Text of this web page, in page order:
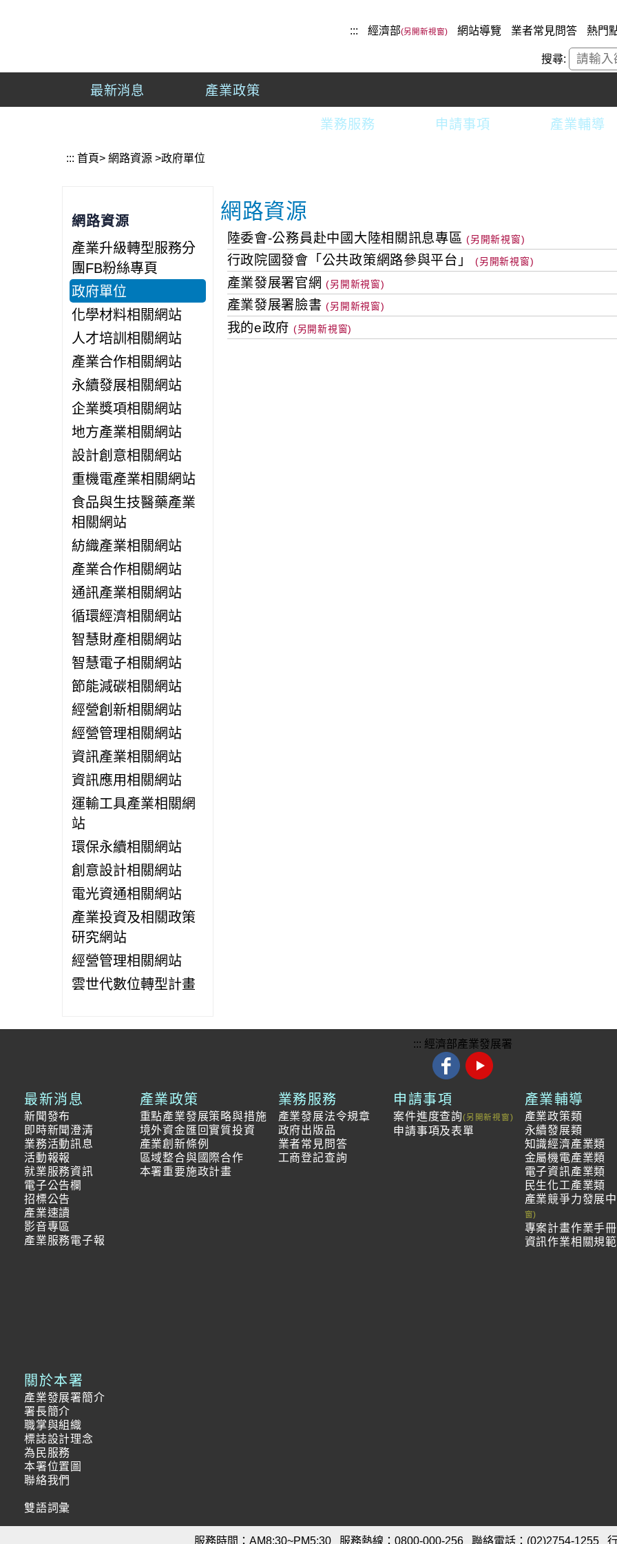
容
塊
產
發
::: 經濟部 網站導覽 業者常見問答 熱門
搜尋:
最新消息 產業政策
業務服務 申請事項 產業輔導
::: 首頁> 網路資源 >政府單位
網路資源
產業升級轉型服務分
團FB粉絲專頁
政府單位
化學材料相關網站
人才培訓相關網站
產業合作相關網站
永續發展相關網站
企業獎項相關網站
地方產業相關網站
設計創意相關網站
重機電產業相關網站
食品與生技醫藥產業
相關網站
紡織產業相關網站
產業合作相關網站
通訊產業相關網站
循環經濟相關網站
智慧財產相關網站
智慧電子相關網站
節能減碳相關網站
經營創新相關網站
經營管理相關網站
資訊產業相關網站
資訊應用相關網站
運輸工具產業相關網
站
環保永續相關網站
創意設計相關網站
電光資通相關網站
產業投資及相關政策
研究網站
經營管理相關網站
雲世代數位轉型計畫
網路資源
陸委會-公務員赴中國大陸相關訊息專區
行政院國發會「公共政策網路參與平台」
產業發展署官網
產業發展署臉書
我的e政府
::: 經濟部產業發展署
最新消息
新聞發布
即時新聞澄清
業務活動訊息
活動報報
就業服務資訊
電子公告欄
招標公告
產業速讀
影音專區
產業服務電子報
產業政策
重點產業發展策略與措施
境外資金匯回實質投資
產業創新條例
區域整合與國際合作
本署重要施政計畫
業務服務
產業發展法令規章
政府出版品
業者常見問答
工商登記查詢
申請事項
案件進度查詢
申請事項及表單
產業輔導
產業政策類
永續發展類
知識經濟產業類
金屬機電產業類
電子資訊產業類
民生化工產業類
產業競爭力發展
專案計畫作業手冊
資訊作業相關規範
關於本署
產業發展署簡介
署長簡介
職掌與組織
標誌設計理念
為民服務
本署位置圖
聯絡我們
雙語詞彙
服務時間：AM8:30~PM5:30 服務熱線：0800-000-256 聯絡電話：(02)2754-1255